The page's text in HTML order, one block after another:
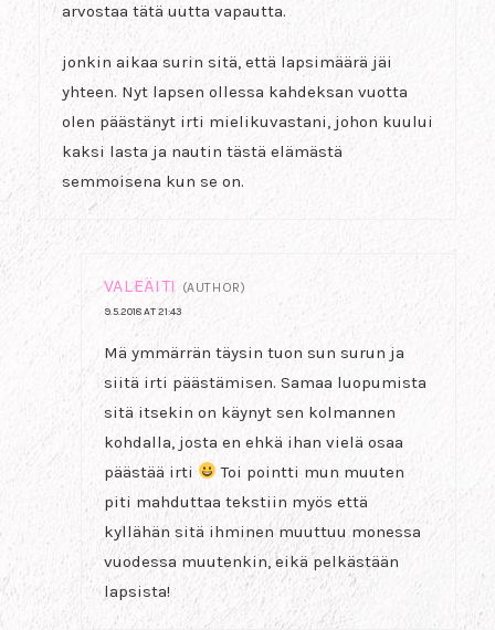
arvostaa tätä uutta vapautta.
jonkin aikaa surin sitä, että lapsimäärä jäi
yhteen. Nyt lapsen ollessa kahdeksan vuotta
olen päästänyt irti mielikuvastani, johon kuului
kaksi lasta ja nautin tästä elämästä
semmoisena kun se on.
VALEÄITI (AUTHOR)
9.5.2018 AT 21:43
Mä ymmärrän täysin tuon sun surun ja
siitä irti päästämisen. Samaa luopumista
sitä itsekin on käynyt sen kolmannen
kohdalla, josta en ehkä ihan vielä osaa
päästää irti
Toi pointti mun muuten
piti mahduttaa tekstiin myös että
kyllähän sitä ihminen muuttuu monessa
vuodessa muutenkin, eikä pelkästään
lapsista!